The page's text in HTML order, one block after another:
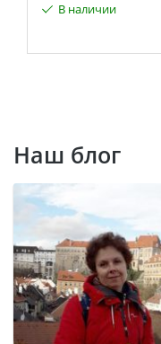
В наличии
Наш блог